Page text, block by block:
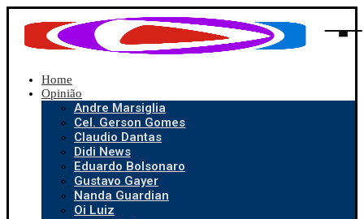
Home
Opinião
Andre Marsiglia
Cel. Gerson Gomes
Claudio Dantas
Didi News
Eduardo Bolsonaro
Gustavo Gayer
Nanda Guardian
Oi Luiz